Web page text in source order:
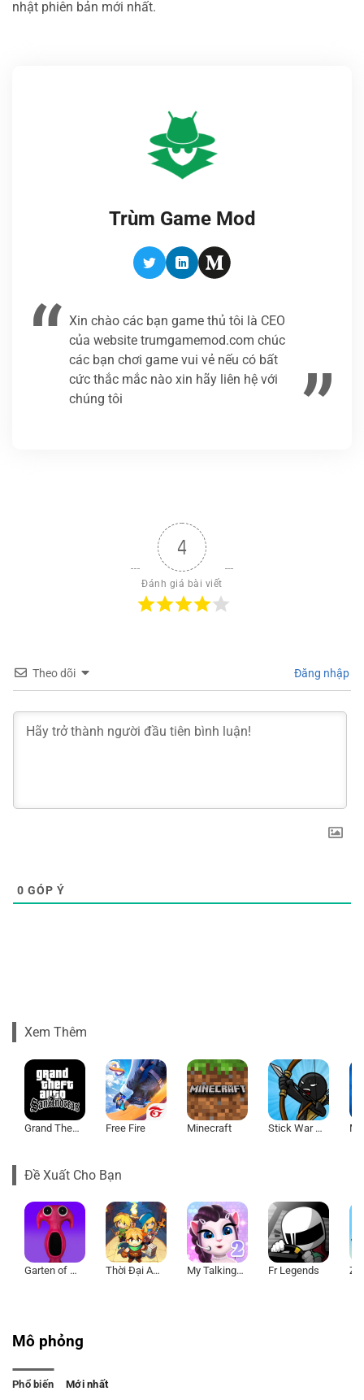
nhật phiên bản mới nhất.
Trùm Game Mod
TwitterLinkedInMedium
Xin chào các bạn game thủ tôi là CEO
của website trumgamemod.com chúc
các bạn chơi game vui vẻ nếu có bất
cức thắc mắc nào xin hãy liên hệ với
chúng tôi
4
Đánh giá bài viết
Theo dõi Đăng nhập
0 GÓP Ý
Xem Thêm
Grand Theft Auto: San Andreas Free Fire Minecraft Stick War Legacy
Đề Xuất Cho Bạn
Garten of Banban 7 Thời Đại Anh Hùng My Talking Angela 2 Fr Legends
Mô phỏng
Phổ biến Mới nhất